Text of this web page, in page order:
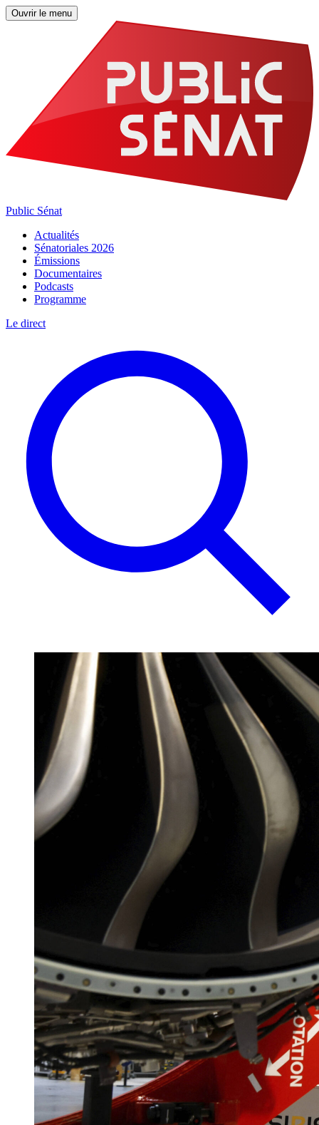
Ouvrir le menu
Public Sénat
Actualités
Sénatoriales 2026
Émissions
Documentaires
Podcasts
Programme
Le direct